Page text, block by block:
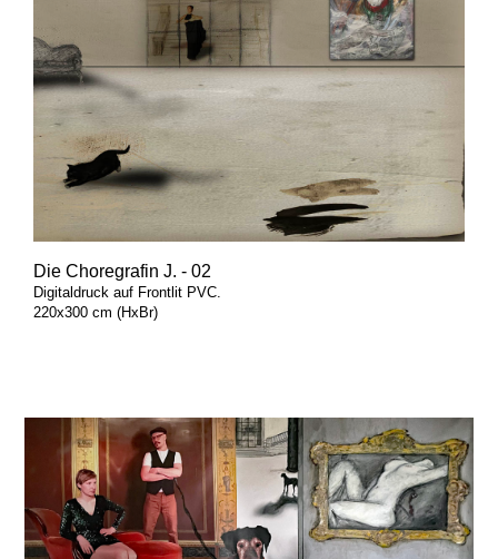
Die Choregrafin J. - 02
Digitaldruck auf Frontlit PVC.
220x300 cm (HxBr)